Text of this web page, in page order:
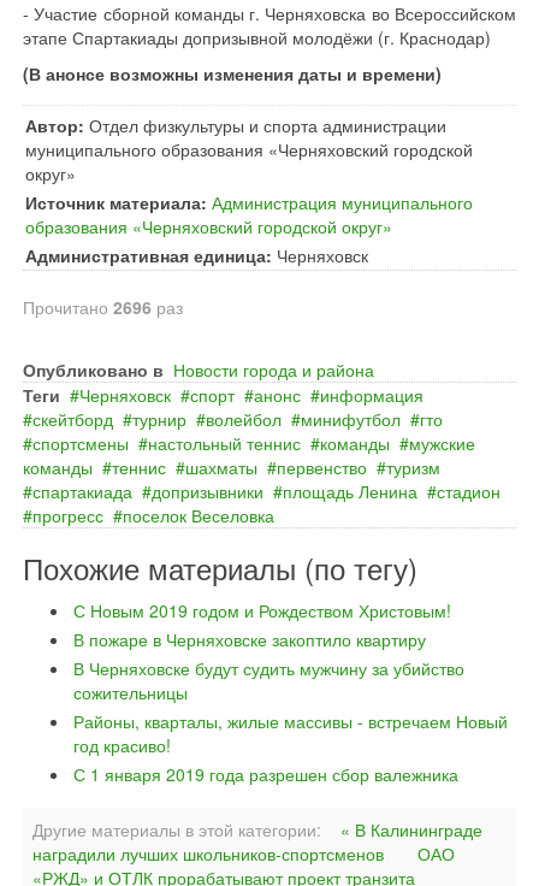
- Участие сборной команды г. Черняховска во Всероссийском
этапе Спартакиады допризывной молодёжи (г. Краснодар)
(В анонсе возможны изменения даты и времени)
Автор: Отдел физкультуры и спорта администрации
муниципального образования «Черняховский городской
округ»
Источник материала: Администрация муниципального
образования «Черняховский городской округ»
Административная единица: Черняховск
Прочитано 2696 раз
Опубликовано в Новости города и района
Теги
Черняховск спорт анонс
информация
скейтборд
турнир волейбол минифутбол
гто
спортсмены
настольный теннис команды
мужские
команды
теннис шахматы первенство
туризм
спартакиада
допризывники площадь Ленина
стадион
прогресс
поселок Веселовка
Похожие материалы (по тегу)
С Новым 2019 годом и Рождеством Христовым!
В пожаре в Черняховске закоптило квартиру
В Черняховске будут судить мужчину за убийство
сожительницы
Районы, кварталы, жилые массивы - встречаем Новый
год красиво!
С 1 января 2019 года разрешен сбор валежника
Другие материалы в этой категории:
« В Калининграде
наградили лучших школьников-спортсменов
ОАО
«РЖД» и ОТЛК прорабатывают проект транзита